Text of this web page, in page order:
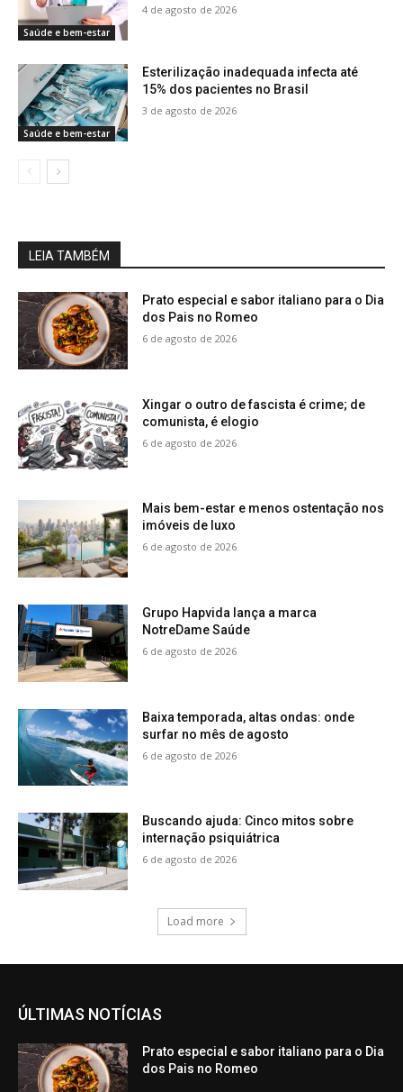
Saúde e bem-estar
4 de agosto de 2026
Saúde e bem-estar
Esterilização inadequada infecta até
15% dos pacientes no Brasil
3 de agosto de 2026
LEIA TAMBÉM
Prato especial e sabor italiano para o Dia
dos Pais no Romeo
6 de agosto de 2026
Xingar o outro de fascista é crime; de
comunista, é elogio
6 de agosto de 2026
Mais bem-estar e menos ostentação nos
imóveis de luxo
6 de agosto de 2026
Grupo Hapvida lança a marca
NotreDame Saúde
6 de agosto de 2026
Baixa temporada, altas ondas: onde
surfar no mês de agosto
6 de agosto de 2026
Buscando ajuda: Cinco mitos sobre
internação psiquiátrica
6 de agosto de 2026
Load more
ÚLTIMAS NOTÍCIAS
Prato especial e sabor italiano para o Dia
dos Pais no Romeo